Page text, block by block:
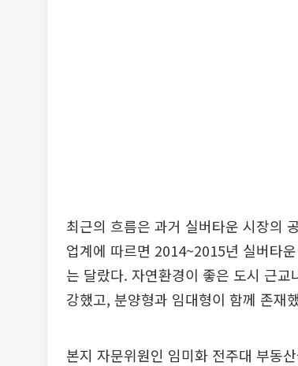
최근의 흐름은 과거 실버타운 시장의
업계에 따르면 2014~2015년 실버타
는 달랐다. 자연환경이 좋은 도시 근
강했고, 분양형과 임대형이 함께 존재
본지 자문위원인 임미화 전주대 부동